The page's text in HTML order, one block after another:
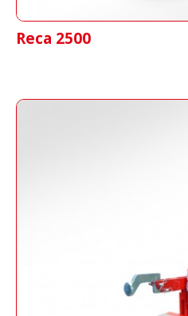
Reca 2500
Vulkanisierpresse für
Druck